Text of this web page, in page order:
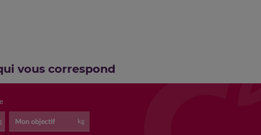
vous correspond
Mon objectif kg